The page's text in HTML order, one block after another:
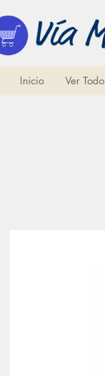
Inicio Ver Todo